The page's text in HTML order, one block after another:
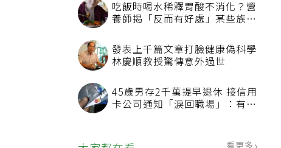
吃飯時喝水稀釋胃酸不消化？營
養師揭「反而有好處」某些族群
發表上千篇文章打臉健康偽科學
林慶順教授驚傳意外過世
45歲男存2千萬提早退休 接信用
卡公司通知「淚回職場」：有錢